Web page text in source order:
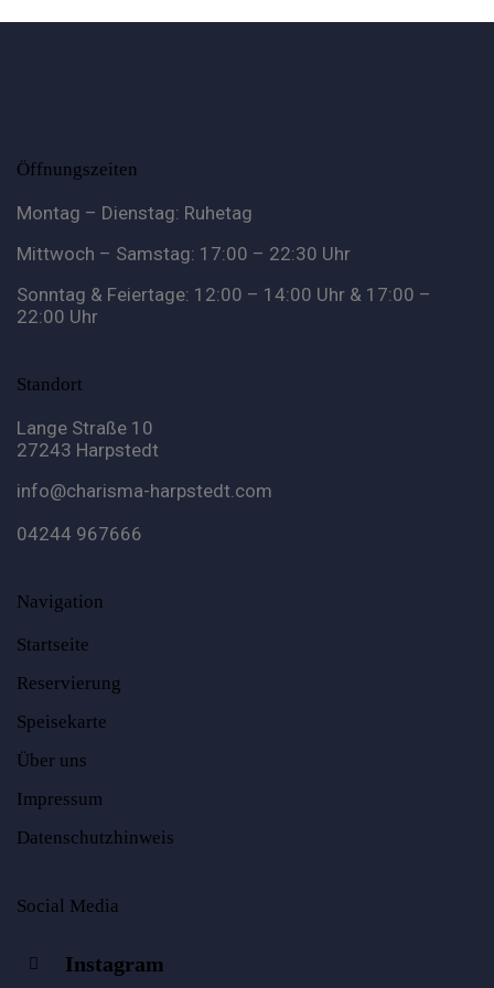
Öffnungszeiten
Montag – Dienstag: Ruhetag
Mittwoch – Samstag: 17:00 – 22:30 Uhr
Sonntag & Feiertage: 12:00 – 14:00 Uhr & 17:00 –
22:00 Uhr
Standort
Lange Straße 10
27243 Harpstedt
info@charisma-harpstedt.com
04244 967666
Navigation
Startseite
Reservierung
Speisekarte
Über uns
Impressum
Datenschutzhinweis
Social Media
Instagram